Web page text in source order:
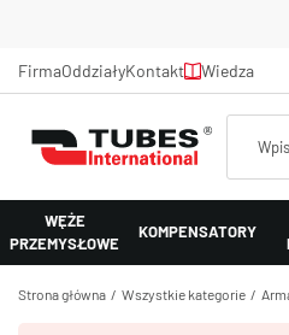
FirmaOddziałyKontakt Wiedza
WĘŻE
PRZEMYSŁOWE
KOMPENSATORY
Strona główna Wszystkie kategorie